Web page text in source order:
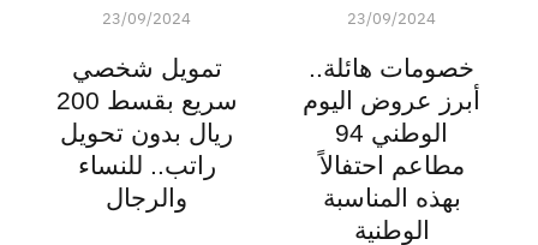
23/09/2024
خصومات هائلة..
أبرز عروض اليوم
الوطني 94
مطاعم احتفالاً
بهذه المناسبة
الوطنية
23/09/2024
تمويل شخصي
سريع بقسط 200
ريال بدون تحويل
راتب.. للنساء
والرجال